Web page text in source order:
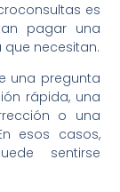
es
pagar una
necesitan.
una pregunta
rápida, una
o una
esos casos,
sentirse